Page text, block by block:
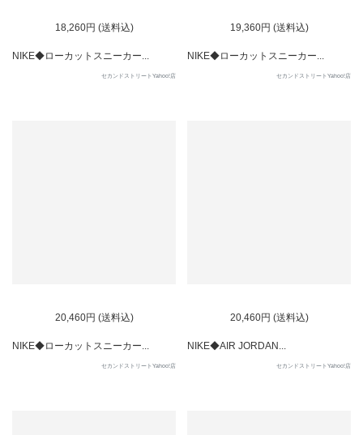
18,260円 (送料込)
NIKE◆ローカットスニーカー...
セカンドストリートYahoo!店
19,360円 (送料込)
NIKE◆ローカットスニーカー...
セカンドストリートYahoo!店
20,460円 (送料込)
NIKE◆ローカットスニーカー...
セカンドストリートYahoo!店
20,460円 (送料込)
NIKE◆AIR JORDAN...
セカンドストリートYahoo!店